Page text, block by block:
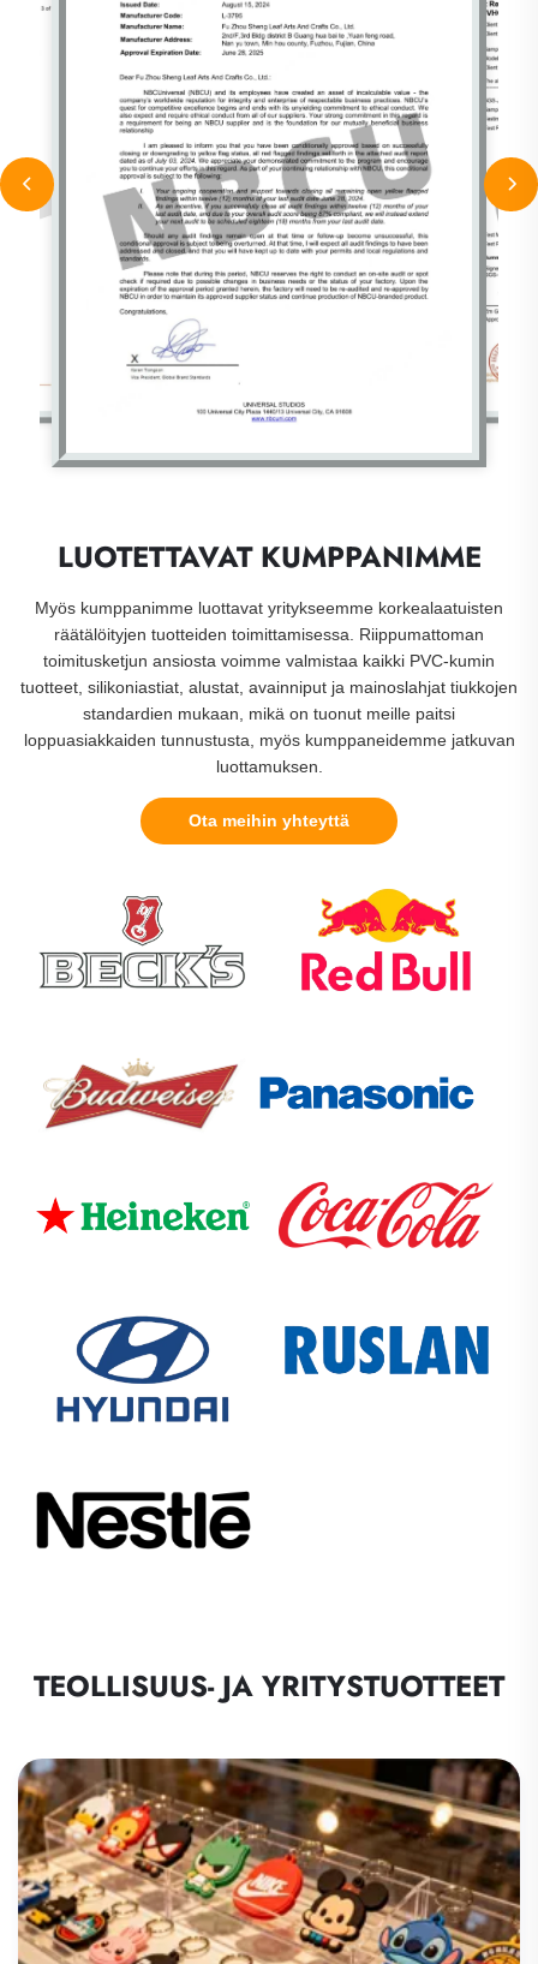
LUOTETTAVAT KUMPPANIMME
Myös kumppanimme luottavat yritykseemme korkealaatuisten
räätälöityjen tuotteiden toimittamisessa. Riippumattoman
toimitusketjun ansiosta voimme valmistaa kaikki PVC-kumin
tuotteet, silikoniastiat, alustat, avainniput ja mainoslahjat tiukkojen
standardien mukaan, mikä on tuonut meille paitsi
loppuasiakkaiden tunnustusta, myös kumppaneidemme jatkuvan
luottamuksen.
Ota meihin yhteyttä
TEOLLISUUS- JA YRITYSTUOTTEET
12 Jan 2026
PVC ja silicone: Perustiedot ja
2026 trendit
Räätälöityjen kumituotteiden ja muovituotteiden